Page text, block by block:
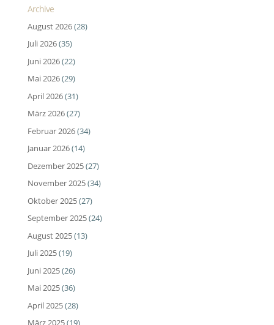
Archive
August 2026(28)
Juli 2026(35)
Juni 2026(22)
Mai 2026(29)
April 2026(31)
März 2026(27)
Februar 2026(34)
Januar 2026(14)
Dezember 2025(27)
November 2025(34)
Oktober 2025(27)
September 2025(24)
August 2025(13)
Juli 2025(19)
Juni 2025(26)
Mai 2025(36)
April 2025(28)
März 2025(19)